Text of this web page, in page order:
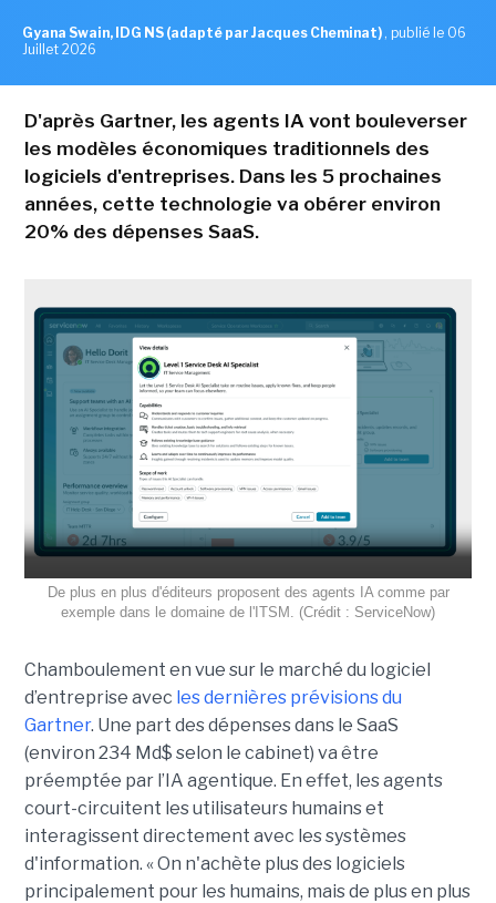
Gyana Swain, IDG NS (adapté par Jacques Cheminat) , publié le 06
Juillet 2026
D'après Gartner, les agents IA vont bouleverser
les modèles économiques traditionnels des
logiciels d'entreprises. Dans les 5 prochaines
années, cette technologie va obérer environ
20% des dépenses SaaS.
De plus en plus d'éditeurs proposent des agents IA comme par
exemple dans le domaine de l'ITSM. (Crédit : ServiceNow)
Chamboulement en vue sur le marché du logiciel
d’entreprise avec les dernières prévisions du
Gartner. Une part des dépenses dans le SaaS
(environ 234 Md$ selon le cabinet) va être
préemptée par l’IA agentique. En effet, les agents
court-circuitent les utilisateurs humains et
interagissent directement avec les systèmes
d'information. « On n'achète plus des logiciels
principalement pour les humains, mais de plus en plus